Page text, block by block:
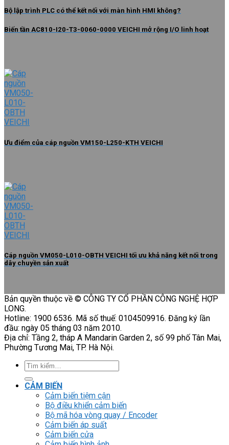
Bộ lập trình PLC có thể kết nối với màn hình HMI không?
Biến tần AC810-I20-T3-0060-0000 VEICHI mở rộng I/O linh hoạt
Ưu điểm của cáp nguồn VM150-L250-KTH VEICHI
Cáp nguồn VM050-L010-OBTH VEICHI tối ưu khả năng kết nối trong
dây chuyền sản xuất
Bản quyền thuộc về © CÔNG TY CỔ PHẦN CÔNG NGHỆ HỢP
LONG.
Hotline: 1900 6536. Mã số thuế: 0104509916. Đăng ký lần
đầu: ngày 05 tháng 03 năm 2010.
Địa chỉ: Tầng 2, tháp A Mandarin Garden 2, số 99 phố Tân Mai,
Phường Tương Mai, TP. Hà Nội.
Tìm
kiếm:
CẢM BIẾN
Cảm biến tiệm cận
Bộ điều khiển cảm biến
Bộ mã hóa vòng quay / Encoder
Cảm biến áp suất
Cảm biến cửa